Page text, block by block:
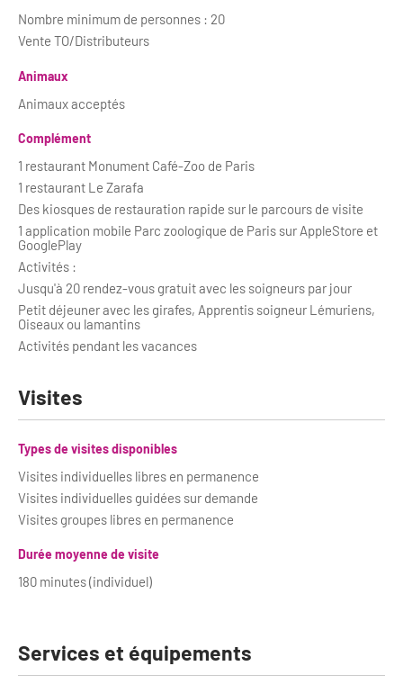
Nombre minimum de personnes : 20
Vente TO/Distributeurs
Animaux
Animaux acceptés
Complément
1 restaurant Monument Café-Zoo de Paris
1 restaurant Le Zarafa
Des kiosques de restauration rapide sur le parcours de visite
1 application mobile Parc zoologique de Paris sur AppleStore et
GooglePlay
Activités :
Jusqu'à 20 rendez-vous gratuit avec les soigneurs par jour
Petit déjeuner avec les girafes, Apprentis soigneur Lémuriens,
Oiseaux ou lamantins
Activités pendant les vacances
Visites
Types de visites disponibles
Visites individuelles libres en permanence
Visites individuelles guidées sur demande
Visites groupes libres en permanence
Durée moyenne de visite
180 minutes (individuel)
Services et équipements